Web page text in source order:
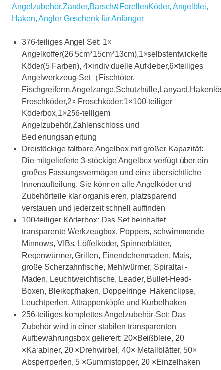
Angelzubehör,Zander,Barsch&ForellenKöder, Angelblei,
Haken, Angler Geschenk für Anfänger
376-teiliges Angel Set: 1×
Angelkoffer(26.5cm*15cm*13cm),1×selbstentwickelte
Köder(5 Farben), 4×individuelle Aufkleber,6×teiliges
Angelwerkzeug-Set（Fischtöter,
Froschköder,2× Froschköder;1×100-teiliger
Köderbox,1×256-teiligem
Angelzubehör,Zahlenschloss und
Bedienungsanleitung
Dreistöckige faltbare Angelbox mit großer Kapazität:
Die mitgelieferte 3-stöckige Angelbox verfügt über ein
großes Fassungsvermögen und eine übersichtliche
Innenaufteilung. Sie können alle Angelköder und
Zubehörteile klar organisieren, platzsparend
verstauen und jederzeit schnell auffinden
100-teiliger Köderbox: Das Set beinhaltet
transparente Werkzeugbox, Poppers, schwimmende
Minnows, VIBs, Löffelköder, Spinnerblätter,
Regenwürmer, Grillen, Einendchenmaden, Mais,
große Scherzahnfische, Mehlwürmer, Spiraltail-
Maden, Leuchtweichfische, Leader, Bullet-Head-
Boxen, Bleikopfhaken, Doppelringe, Hakenclipse,
Leuchtperlen, Attrappenköpfe und Kurbelhaken
256-teiliges komplettes Angelzubehör-Set: Das
Zubehör wird in einer stabilen transparenten
Aufbewahrungsbox geliefert: 20×Beißbleie, 20
×Karabiner, 20 ×Drehwirbel, 40× Metallblätter, 50×
Absperrperlen, 5 ×Gummistopper, 20 ×Einzelhaken